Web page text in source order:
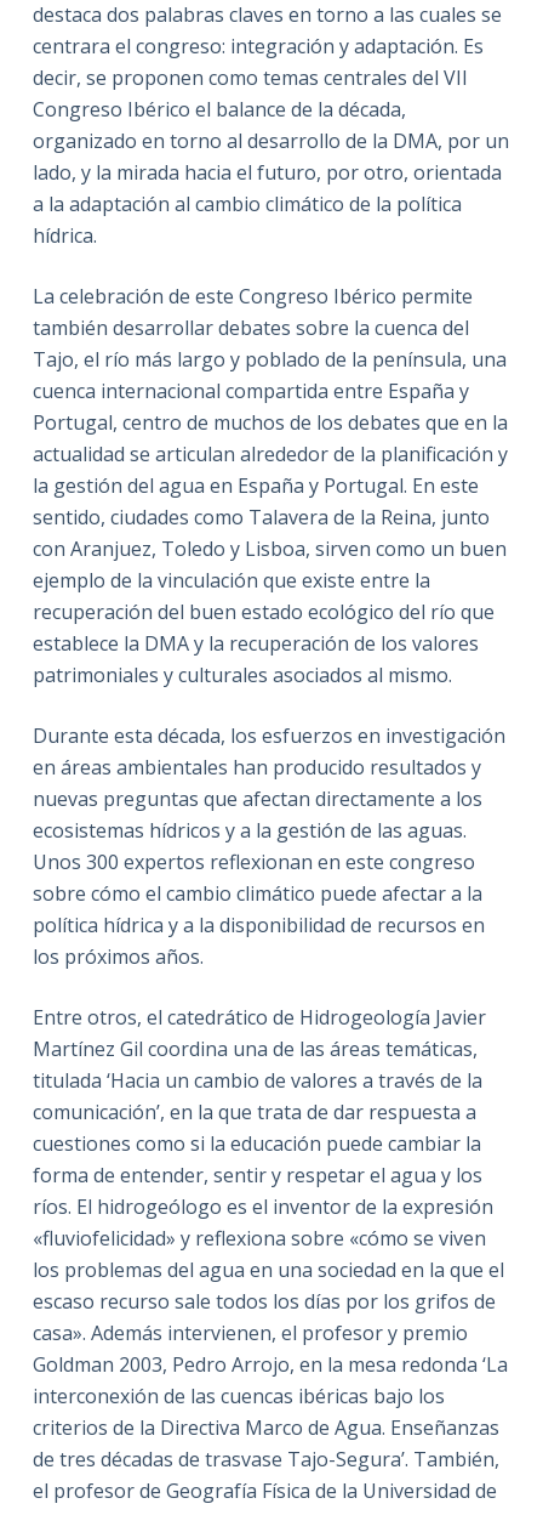
destaca dos palabras claves en torno a las cuales se
centrara el congreso: integración y adaptación. Es
decir, se proponen como temas centrales del VII
Congreso Ibérico el balance de la década,
organizado en torno al desarrollo de la DMA, por un
lado, y la mirada hacia el futuro, por otro, orientada
a la adaptación al cambio climático de la política
hídrica.
La celebración de este Congreso Ibérico permite
también desarrollar debates sobre la cuenca del
Tajo, el río más largo y poblado de la península, una
cuenca internacional compartida entre España y
Portugal, centro de muchos de los debates que en la
actualidad se articulan alrededor de la planificación y
la gestión del agua en España y Portugal. En este
sentido, ciudades como Talavera de la Reina, junto
con Aranjuez, Toledo y Lisboa, sirven como un buen
ejemplo de la vinculación que existe entre la
recuperación del buen estado ecológico del río que
establece la DMA y la recuperación de los valores
patrimoniales y culturales asociados al mismo.
Durante esta década, los esfuerzos en investigación
en áreas ambientales han producido resultados y
nuevas preguntas que afectan directamente a los
ecosistemas hídricos y a la gestión de las aguas.
Unos 300 expertos reflexionan en este congreso
sobre cómo el cambio climático puede afectar a la
política hídrica y a la disponibilidad de recursos en
los próximos años.
Entre otros, el catedrático de Hidrogeología Javier
Martínez Gil coordina una de las áreas temáticas,
titulada ‘Hacia un cambio de valores a través de la
comunicación’, en la que trata de dar respuesta a
cuestiones como si la educación puede cambiar la
forma de entender, sentir y respetar el agua y los
ríos. El hidrogeólogo es el inventor de la expresión
«fluviofelicidad» y reflexiona sobre «cómo se viven
los problemas del agua en una sociedad en la que el
escaso recurso sale todos los días por los grifos de
casa». Además intervienen, el profesor y premio
Goldman 2003, Pedro Arrojo, en la mesa redonda ‘La
interconexión de las cuencas ibéricas bajo los
criterios de la Directiva Marco de Agua. Enseñanzas
de tres décadas de trasvase Tajo-Segura’. También,
el profesor de Geografía Física de la Universidad de